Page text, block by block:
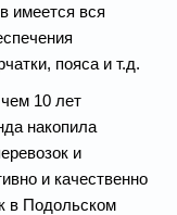
имеется вся
пояса и т.д.
10 лет
накопила
и
и качественно
в Подольском